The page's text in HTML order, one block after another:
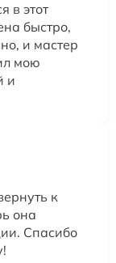
в этот
быстро,
и мастер
мою
и
к
она
Спасибо